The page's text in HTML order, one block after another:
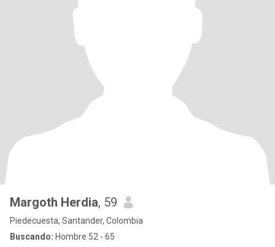
Margoth Herdia, 59
Piedecuesta, Santander, Colombia
Buscando: Hombre 52 - 65